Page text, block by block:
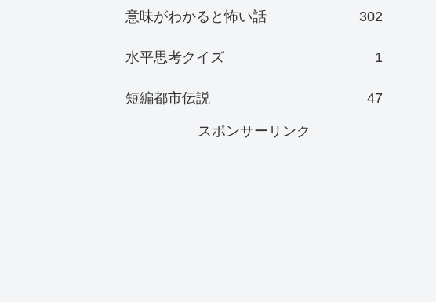
意味がわかると怖い話 302
水平思考クイズ 1
短編都市伝説 47
スポンサーリンク